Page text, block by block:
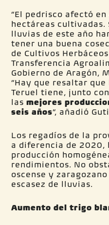
“El pedrisco afectó
hectáreas cultivadas.
lluvias de este año
tener una buena
de Cultivos
Transferencia
Gobierno de Aragón,
“Hay que resaltar
Teruel tiene, junto
lasmejores
seis años”, añadió
Los regadíos de la
a diferencia de 2020,
producción
rendimientos. No
oscense y
escasez de lluvias.
Aumento del trigo